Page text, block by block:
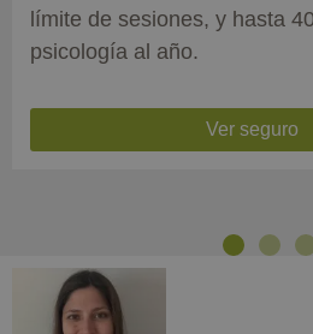
límite de sesiones, y hasta
psicología al año.
Ver seguro
Previous